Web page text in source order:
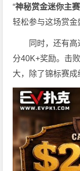
“神秘赏金迷你主赛
轻松参与这场赏金
同时，还有
分40K+奖励。击
大，除了锦标赛成